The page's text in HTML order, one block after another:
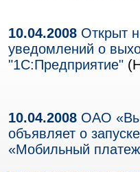
10.04.2008 Открыт
уведомлений о
"1С:Предприятие"
10.04.2008 ОАО
объявляет о
«Мобильный